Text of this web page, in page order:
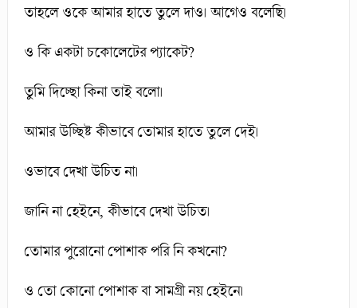
তাহলে ওকে আমার হাতে তুলে দাও। আগেও বলেছি।
ও কি একটা চকোলেটের প্যাকেট?
তুমি দিচ্ছো কিনা তাই বলো।
আমার উচ্ছিষ্ট কীভাবে তোমার হাতে তুলে দেই।
ওভাবে দেখা উচিত না।
জানি না হেইনে, কীভাবে দেখা উচিত।
তোমার পুরোনো পোশাক পরি নি কখনো?
ও তো কোনো পোশাক বা সামগ্রী নয় হেইনে।